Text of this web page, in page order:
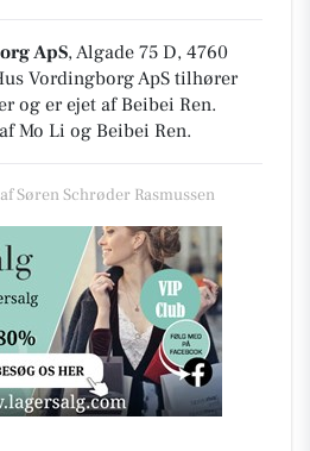
ApS, Algade 75 D, 4760
Vordingborg ApS tilhører
og er ejet af Beibei Ren.
Mo Li og Beibei Ren.
Søren Schrøder Rasmussen